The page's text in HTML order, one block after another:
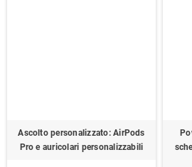
Ascolto personalizzato: AirPods
Pro e auricolari personalizzabili